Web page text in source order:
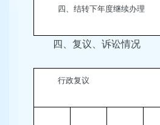
四、结转下年度继续办理
四、复议、诉讼情况
行政复议